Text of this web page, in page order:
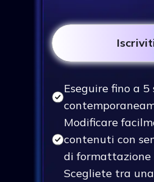
Eseguire fino a
Modificare
contenuti con
di formattazione
Scegliete tra